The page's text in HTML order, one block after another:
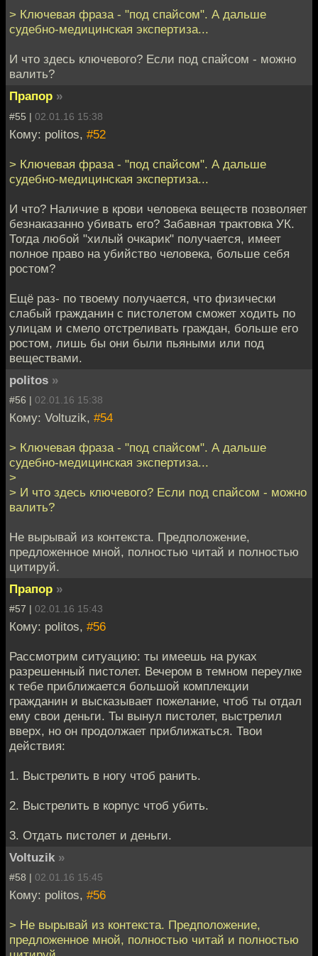
> Ключевая фраза - "под спайсом". А дальше
судебно-медицинская экспертиза...
И что здесь ключевого? Если под спайсом - можно
валить?
Прапор »
#55 | 02.01.16 15:38
Кому: politos, #52
> Ключевая фраза - "под спайсом". А дальше
судебно-медицинская экспертиза...
И что? Наличие в крови человека веществ позволяет
безнаказанно убивать его? Забавная трактовка УК.
Тогда любой "хилый очкарик" получается, имеет
полное право на убийство человека, больше себя
ростом?
Ещё раз- по твоему получается, что физически
слабый гражданин с пистолетом сможет ходить по
улицам и смело отстреливать граждан, больше его
ростом, лишь бы они были пьяными или под
веществами.
politos »
#56 | 02.01.16 15:38
Кому: Voltuzik, #54
> Ключевая фраза - "под спайсом". А дальше
судебно-медицинская экспертиза...
>
> И что здесь ключевого? Если под спайсом - можно
валить?
Не вырывай из контекста. Предположение,
предложенное мной, полностью читай и полностью
цитируй.
Прапор »
#57 | 02.01.16 15:43
Кому: politos, #56
Рассмотрим ситуацию: ты имеешь на руках
разрешенный пистолет. Вечером в темном переулке
к тебе приближается большой комплекции
гражданин и высказывает пожелание, чтоб ты отдал
ему свои деньги. Ты вынул пистолет, выстрелил
вверх, но он продолжает приближаться. Твои
действия:
1. Выстрелить в ногу чтоб ранить.
2. Выстрелить в корпус чтоб убить.
3. Отдать пистолет и деньги.
Voltuzik »
#58 | 02.01.16 15:45
Кому: politos, #56
> Не вырывай из контекста. Предположение,
предложенное мной, полностью читай и полностью